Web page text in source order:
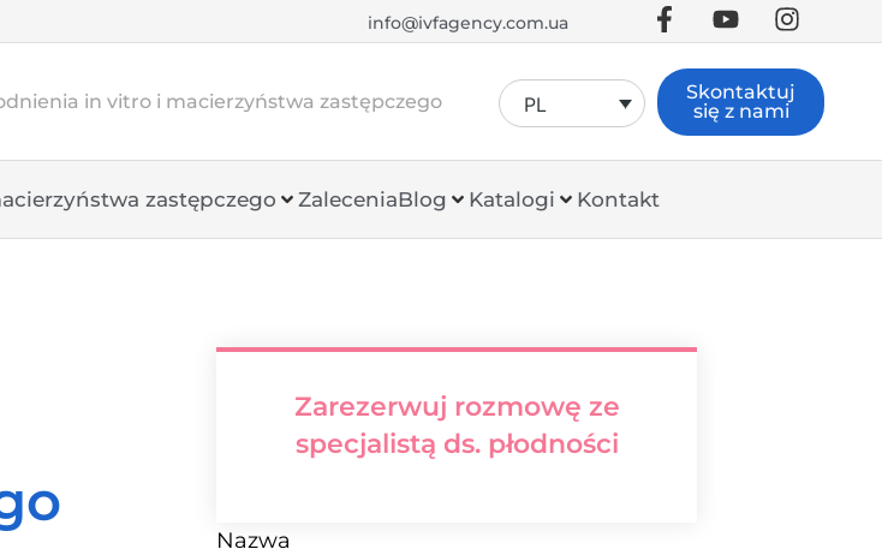
info@ivfagency.com.ua
in vitro i macierzyństwa zastępczego PL
Skontaktuj
się z nami
zastępczego ZaleceniaBlog Katalogi Kontakt
Zarezerwuj rozmowę ze
specjalistą ds. płodności
Nazwa